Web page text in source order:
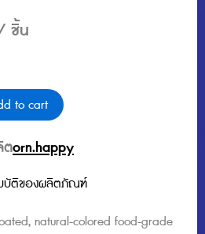
ชิ้น
to cart
orn.happy
ติของผลิตภัณฑ์
natural-colored food-grade